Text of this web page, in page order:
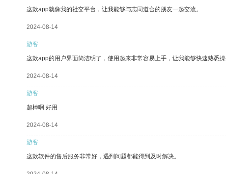
这款app就像我的社交平台，让我能够与志同道合的朋友一起交流。
2024-08-14
游客
这款app的用户界面简洁明了，使用起来非常容易上手，让我能够快速熟悉
2024-08-14
游客
超棒啊 好用
2024-08-14
游客
这款软件的售后服务非常好，遇到问题都能得到及时解决。